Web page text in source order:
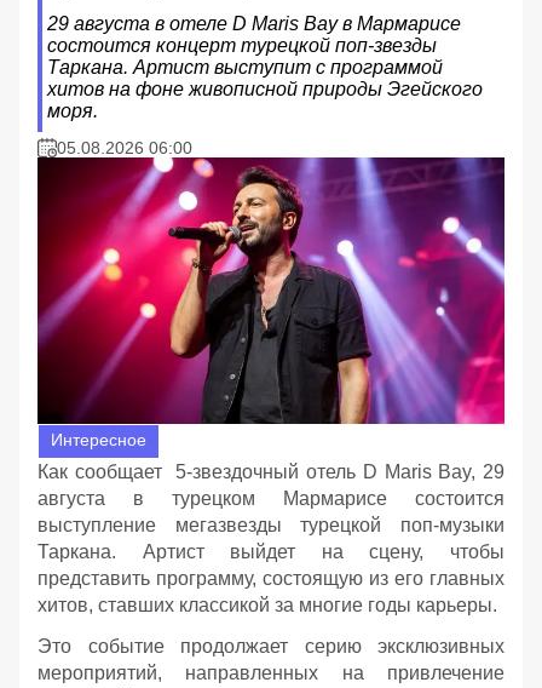
29 августа в отеле D Maris Bay в Мармарисе
состоится концерт турецкой поп-звезды
Таркана. Артист выступит с программой
хитов на фоне живописной природы Эгейского
моря.
05.08.2026 06:00
Интересное
Как сообщает 5-звездочный отель D Maris Bay, 29
августа в турецком Мармарисе состоится
выступление мегазвезды турецкой поп-музыки
Таркана. Артист выйдет на сцену, чтобы
представить программу, состоящую из его главных
хитов, ставших классикой за многие годы карьеры.
Это событие продолжает серию эксклюзивных
мероприятий, направленных на привлечение